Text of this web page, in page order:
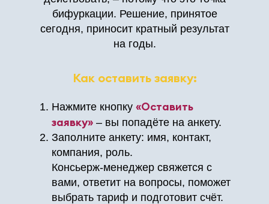
Как оставить заявку:
бифуркации. Решение, принятое
сегодня, приносит кратный результат
на годы.
Нажмите кнопку «Оставить
заявку» – вы попадёте на анкету.
Заполните анкету: имя, контакт,
компания, роль.
Консьерж‑менеджер свяжется с
вами, ответит на вопросы, поможет
выбрать тариф и подготовит счёт.